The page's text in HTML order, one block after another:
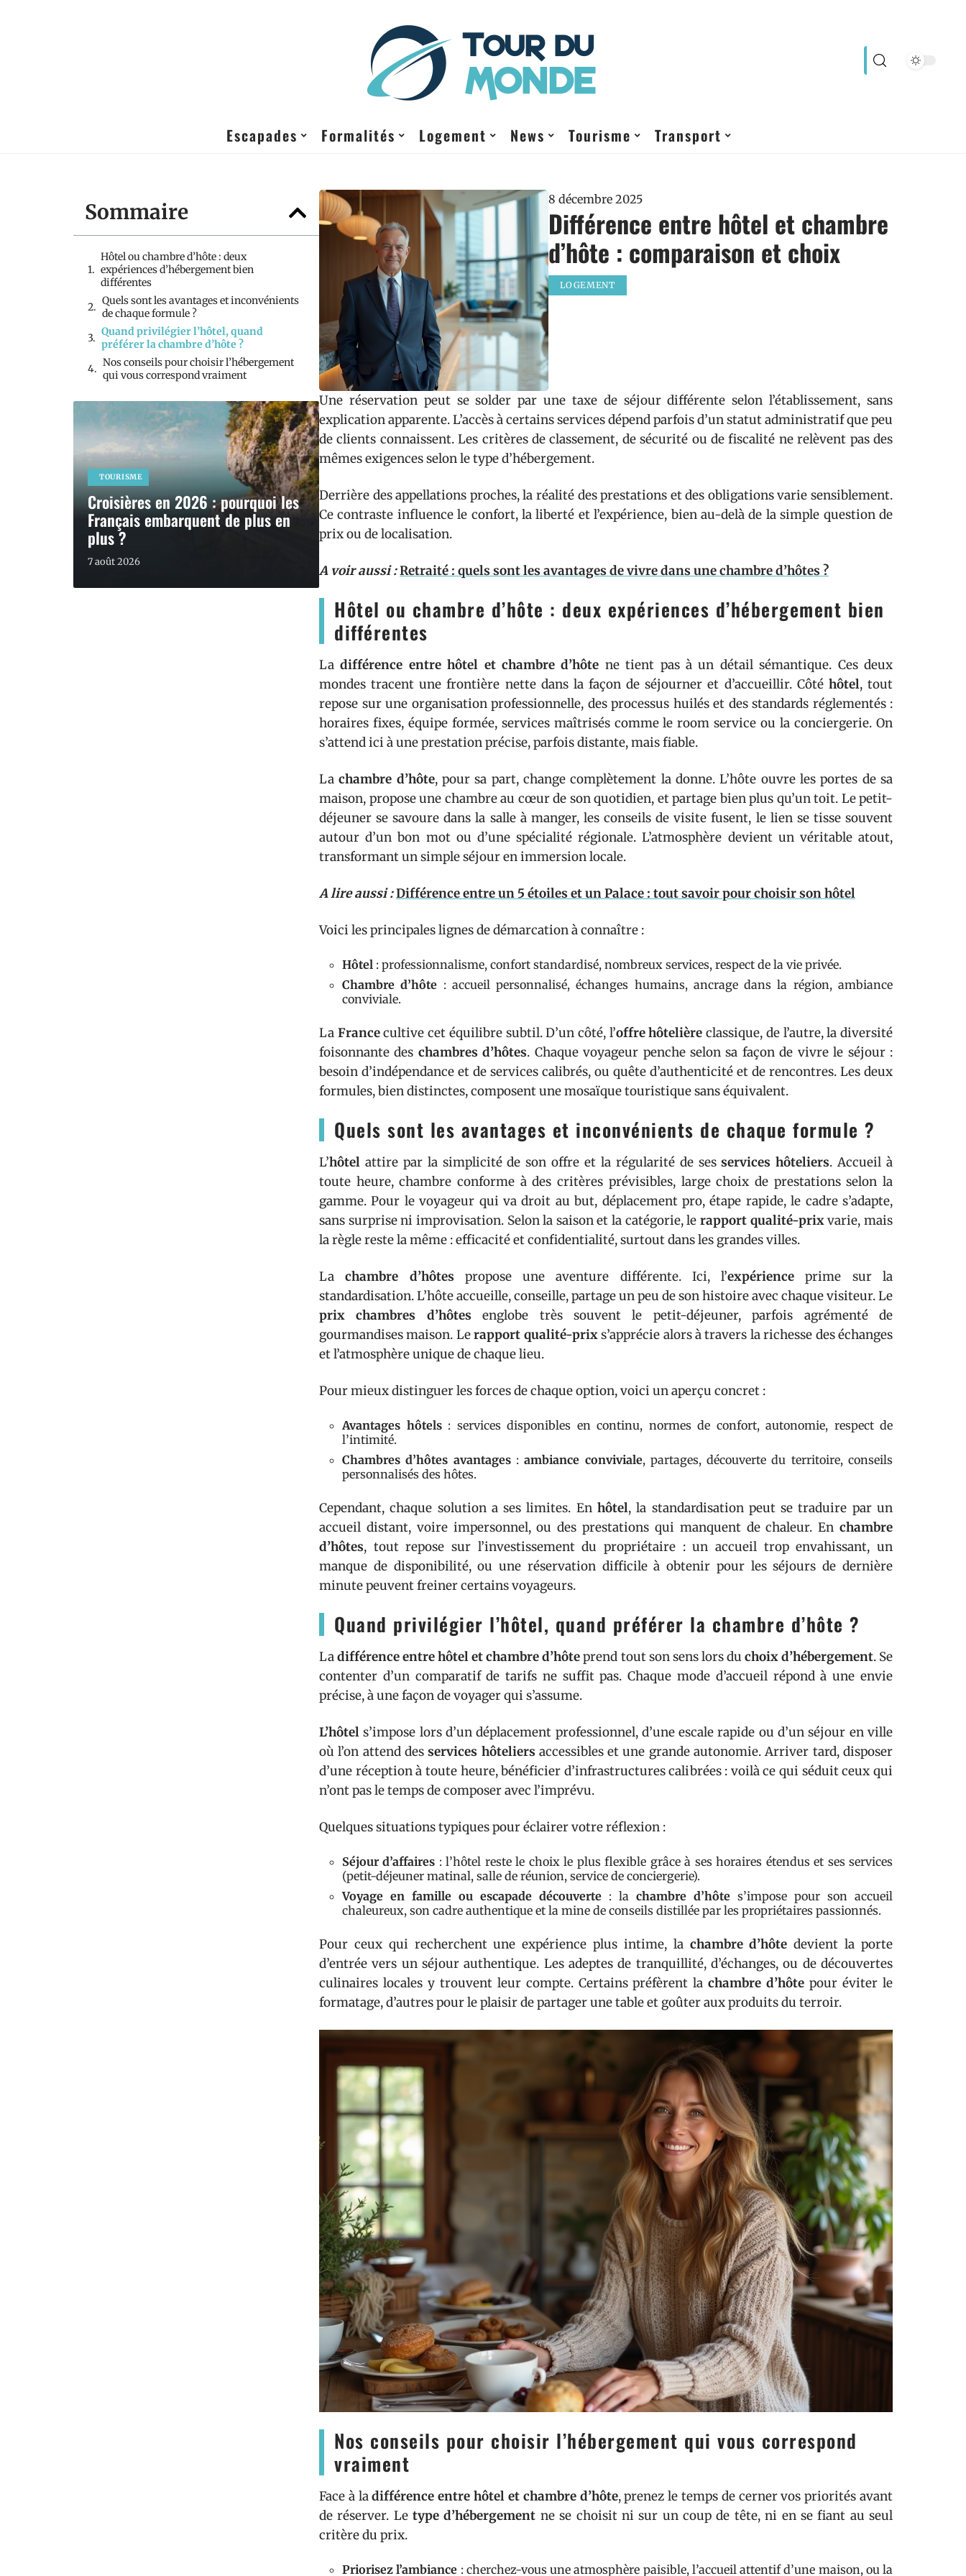
Escapades Formalités Logement News Tourisme Transport
Sommaire
Hôtel ou chambre d’hôte : deux
expériences d’hébergement bien
différentes
Quels sont les avantages et inconvénients
de chaque formule ?
Quand privilégier l’hôtel, quand
préférer la chambre d’hôte ?
Nos conseils pour choisir l’hébergement
qui vous correspond vraiment
TOURISME
Croisières en 2026 : pourquoi les
Français embarquent de plus en
plus ?
7 août 2026
8 décembre 2025
Différence entre hôtel et chambre
d’hôte : comparaison et choix
LOGEMENT
Une réservation peut se solder par une taxe de séjour différente selon l’établissement, sans
explication apparente. L’accès à certains services dépend parfois d’un statut administratif que peu
de clients connaissent. Les critères de classement, de sécurité ou de fiscalité ne relèvent pas des
mêmes exigences selon le type d’hébergement.
Derrière des appellations proches, la réalité des prestations et des obligations varie sensiblement.
Ce contraste influence le confort, la liberté et l’expérience, bien au-delà de la simple question de
prix ou de localisation.
A voir aussi :Retraité : quels sont les avantages de vivre dans une chambre d’hôtes ?
Hôtel ou chambre d’hôte : deux expériences d’hébergement bien
différentes
Ladifférence entre hôtel et chambre d’hôte ne tient pas à un détail sémantique. Ces deux
mondes tracent une frontière nette dans la façon de séjourner et d’accueillir. Côté hôtel, tout
repose sur une organisation professionnelle, des processus huilés et des standards réglementés :
horaires fixes, équipe formée, services maîtrisés comme le room service ou la conciergerie. On
s’attend ici à une prestation précise, parfois distante, mais fiable.
Lachambre d’hôte, pour sa part, change complètement la donne. L’hôte ouvre les portes de sa
maison, propose une chambre au cœur de son quotidien, et partage bien plus qu’un toit. Le petit-
déjeuner se savoure dans la salle à manger, les conseils de visite fusent, le lien se tisse souvent
autour d’un bon mot ou d’une spécialité régionale. L’atmosphère devient un véritable atout,
transformant un simple séjour en immersion locale.
A lire aussi :Différence entre un 5 étoiles et un Palace : tout savoir pour choisir son hôtel
Voici les principales lignes de démarcation à connaître :
Hôtel : professionnalisme, confort standardisé, nombreux services, respect de la vie privée.
Chambre d’hôte : accueil personnalisé, échanges humains, ancrage dans la région, ambiance
conviviale.
La Francecultive cet équilibre subtil. D’un côté, l’offre hôtelière classique, de l’autre, la diversité
foisonnante des chambres d’hôtes. Chaque voyageur penche selon sa façon de vivre le séjour :
besoin d’indépendance et de services calibrés, ou quête d’authenticité et de rencontres. Les deux
formules, bien distinctes, composent une mosaïque touristique sans équivalent.
Quels sont les avantages et inconvénients de chaque formule ?
L’hôtel attire par la simplicité de son offre et la régularité de sesservices hôteliers. Accueil à
toute heure, chambre conforme à des critères prévisibles, large choix de prestations selon la
gamme. Pour le voyageur qui va droit au but, déplacement pro, étape rapide, le cadre s’adapte,
sans surprise ni improvisation. Selon la saison et la catégorie, lerapport qualité-prixvarie, mais
la règle reste la même : efficacité et confidentialité, surtout dans les grandes villes.
Lachambre d’hôtes propose une aventure différente. Ici, l’expérience prime sur la
standardisation. L’hôte accueille, conseille, partage un peu de son histoire avec chaque visiteur. Le
prix chambres d’hôtes englobe très souvent le petit-déjeuner, parfois agrémenté de
gourmandises maison. Lerapport qualité-prixs’apprécie alors à travers la richesse des échanges
et l’atmosphère unique de chaque lieu.
Pour mieux distinguer les forces de chaque option, voici un aperçu concret :
Avantages hôtels: services disponibles en continu, normes de confort, autonomie, respect de
l’intimité.
Chambres d’hôtes avantages:ambiance conviviale, partages, découverte du territoire, conseils
personnalisés des hôtes.
Cependant, chaque solution a ses limites. En hôtel, la standardisation peut se traduire par un
accueil distant, voire impersonnel, ou des prestations qui manquent de chaleur. En chambre
d’hôtes, tout repose sur l’investissement du propriétaire : un accueil trop envahissant, un
manque de disponibilité, ou une réservation difficile à obtenir pour les séjours de dernière
minute peuvent freiner certains voyageurs.
Quand privilégier l’hôtel, quand préférer la chambre d’hôte ?
Ladifférence entre hôtel et chambre d’hôteprend tout son sens lors du choix d’hébergement. Se
contenter d’un comparatif de tarifs ne suffit pas. Chaque mode d’accueil répond à une envie
précise, à une façon de voyager qui s’assume.
L’hôtel s’impose lors d’un déplacement professionnel, d’une escale rapide ou d’un séjour en ville
où l’on attend desservices hôteliers accessibles et une grande autonomie. Arriver tard, disposer
d’une réception à toute heure, bénéficier d’infrastructures calibrées : voilà ce qui séduit ceux qui
n’ont pas le temps de composer avec l’imprévu.
Quelques situations typiques pour éclairer votre réflexion :
Séjour d’affaires : l’hôtel reste le choix le plus flexible grâce à ses horaires étendus et ses services
(petit-déjeuner matinal, salle de réunion, service de conciergerie).
Voyage en famille ou escapade découverte : la chambre d’hôte s’impose pour son accueil
chaleureux, son cadre authentique et la mine de conseils distillée par les propriétaires passionnés.
Pour ceux qui recherchent une expérience plus intime, la chambre d’hôte devient la porte
d’entrée vers un séjour authentique. Les adeptes de tranquillité, d’échanges, ou de découvertes
culinaires locales y trouvent leur compte. Certains préfèrent lachambre d’hôte pour éviter le
formatage, d’autres pour le plaisir de partager une table et goûter aux produits du terroir.
Nos conseils pour choisir l’hébergement qui vous correspond
vraiment
Face à ladifférence entre hôtel et chambre d’hôte, prenez le temps de cerner vos priorités avant
de réserver. Letype d’hébergement ne se choisit ni sur un coup de tête, ni en se fiant au seul
critère du prix.
Priorisez l’ambiance : cherchez-vous une atmosphère paisible, l’accueil attentif d’une maison, ou la